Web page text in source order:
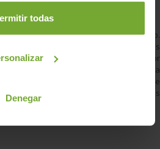
todas
Denegar
y con un diseño muy atractivo.
es uno de los SUV más vendidos
también se ha modernizado, un interior
Uno de sus puntos fuertes es la
Está disponible con motor de
microhíbridos, híbridos